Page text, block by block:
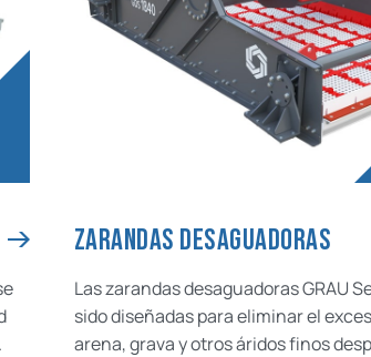
ZARANDAS DESAGUADORAS
Las zarandas desaguadoras GRAU
sido diseñadas para eliminar el
arena, grava y otros áridos finos